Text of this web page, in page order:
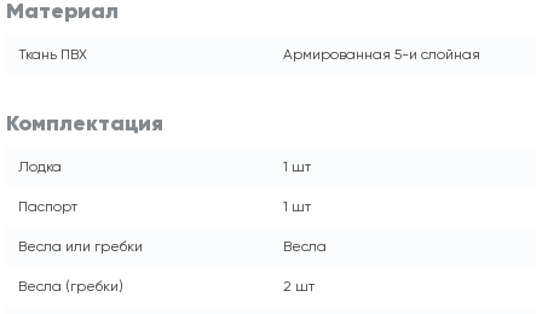
Материал
Ткань ПВХ Армированная 5-и слойная
Комплектация
Лодка 1 шт
Паспорт 1 шт
Весла или гребки Весла
Весла (гребки) 2 шт